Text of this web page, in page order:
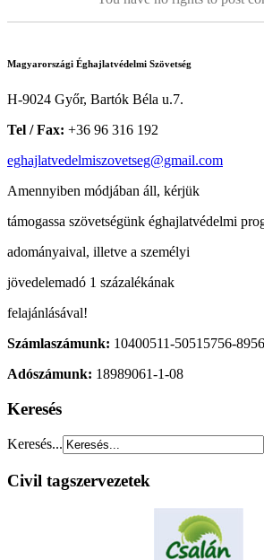
Magyarországi Éghajlatvédelmi Szövetség
H-9024 Győr, Bartók Béla u.7.
Tel / Fax: +36 96 316 192
eghajlatvedelmiszovetseg@gmail.com
Amennyiben módjában áll, kérjük
támogassa szövetségünk éghajlatvédelmi
adományaival, illetve a személyi
jövedelemadó 1 százalékának
felajánlásával!
Számlaszámunk: 10400511-50515756-
Adószámunk: 18989061-1-08
Keresés
Keresés...
Civil tagszervezetek